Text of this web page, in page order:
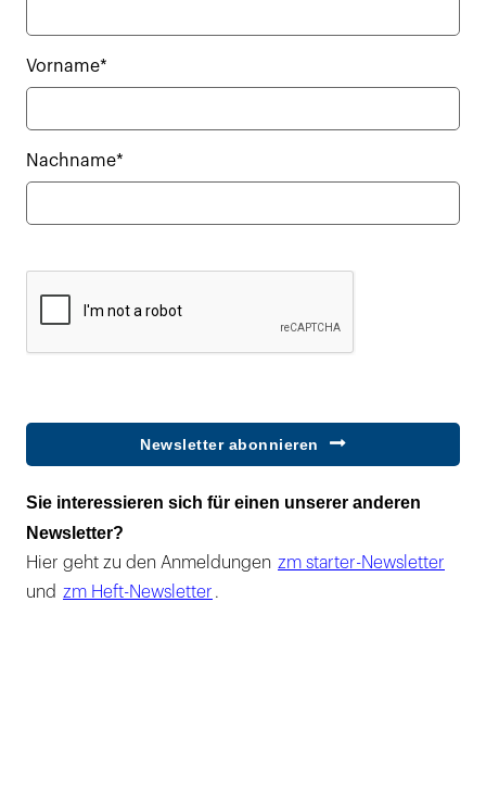
Vorname*
Nachname*
Newsletter abonnieren
Sie interessieren sich für einen unserer anderen
Newsletter?
Hier geht zu den Anmeldungen zm starter-Newsletter
und zm Heft-Newsletter .